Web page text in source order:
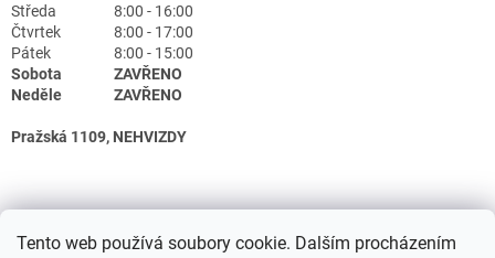
Tento web používá soubory cookie. Dalším procházením
Středa
8:00 - 16:00
Čtvrtek
8:00 - 17:00
Pátek
8:00 - 15:00
Sobota
ZAVŘENO
Neděle
ZAVŘENO
Pražská 1109, NEHVIZDY